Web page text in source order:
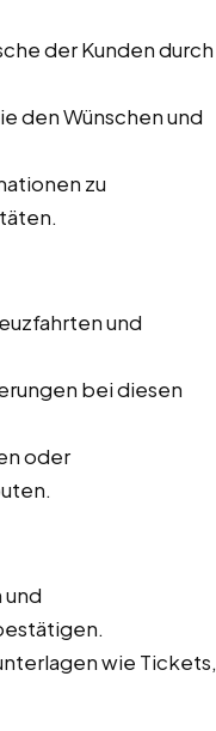
der Kunden durch
den Wünschen und
zu
und
bei diesen
oder
und
wie Tickets,